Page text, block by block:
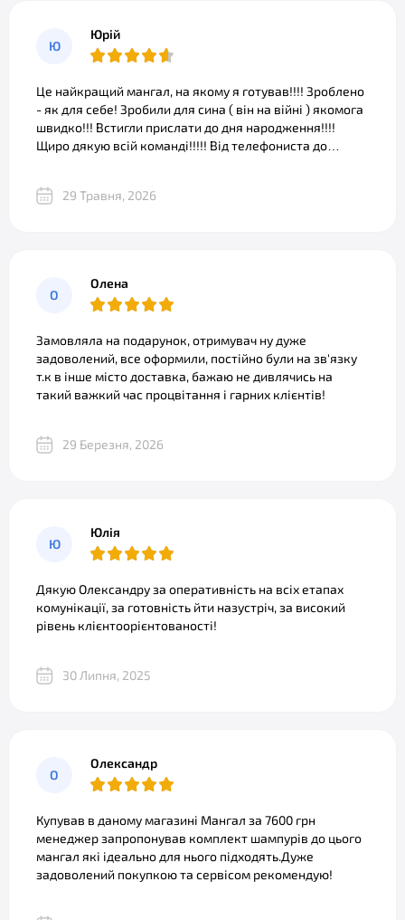
Ю
Юрій
Це найкращий мангал, на якому я готував!!!! Зроблено
- як для себе! Зробили для сина ( він на війні ) якомога
швидко!!! Встигли прислати до дня народження!!!!
Щиро дякую всій команді!!!!! Від телефониста до
29 Травня, 2026
О
Олена
Замовляла на подарунок, отримувач ну дуже
задоволений, все оформили, постійно були на зв'язку
т.к в інше місто доставка, бажаю не дивлячись на
такий важкий час процвітання і гарних клієнтів!
29 Березня, 2026
Ю
Юлія
Дякую Олександру за оперативність на всіх етапах
комунікації, за готовність йти назустріч, за високий
рівень клієнтоорієнтованості!
30 Липня, 2025
О
Олександр
Купував в даному магазині Мангал за 7600 грн
менеджер запропонував комплект шампурів до цього
мангал які ідеально для нього підходять.Дуже
задоволений покупкою та сервісом рекомендую!